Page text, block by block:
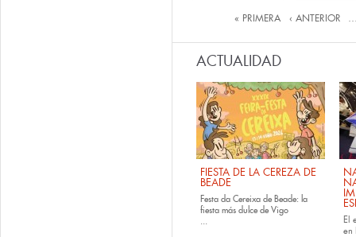
« PRIMERA ‹ ANTERIOR
ACTUALIDAD
FIESTA DE LA CEREZA DE
BEADE
Festa da Cereixa de Beade: la
fiesta más dulce de Vigo
...
El
en